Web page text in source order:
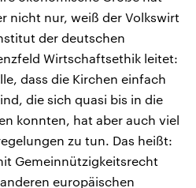
nicht nur, weiß der Volkswirt
der deutschen
Wirtschaftsethik leitet:
dass die Kirchen einfach
die sich quasi bis in die
konnten, hat aber auch viel
zu tun. Das heißt:
Gemeinnützigkeitsrecht
europäischen